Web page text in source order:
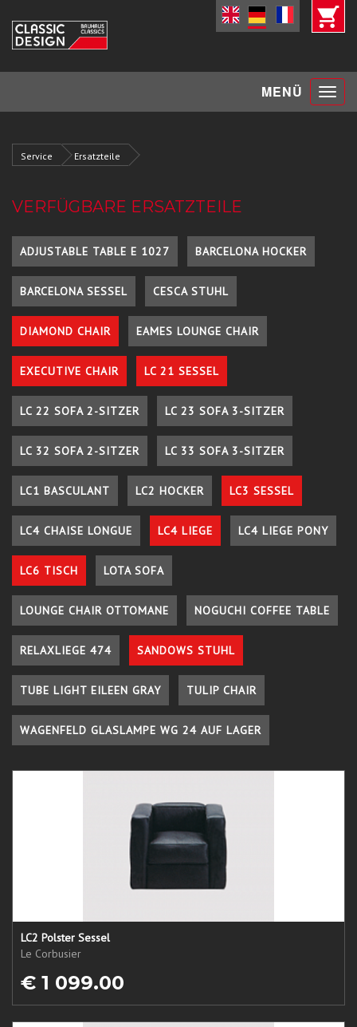
MENÜ Toggle
Service Ersatzteile
VERFÜGBARE ERSATZTEILE
ADJUSTABLE TABLE E 1027 BARCELONA HOCKER
BARCELONA SESSEL CESCA STUHL
DIAMOND CHAIR EAMES LOUNGE CHAIR
EXECUTIVE CHAIR LC 21 SESSEL
LC 22 SOFA 2-SITZER LC 23 SOFA 3-SITZER
LC 32 SOFA 2-SITZER LC 33 SOFA 3-SITZER
LC1 BASCULANT LC2 HOCKER LC3 SESSEL
LC4 CHAISE LONGUE LC4 LIEGE LC4 LIEGE PONY
LC6 TISCH LOTA SOFA
LOUNGE CHAIR OTTOMANE NOGUCHI COFFEE TABLE
RELAXLIEGE 474 SANDOWS STUHL
TUBE LIGHT EILEEN GRAY TULIP CHAIR
WAGENFELD GLASLAMPE WG 24 AUF LAGER
LC2 Polster Sessel
Le Corbusier
€ 1 099.00